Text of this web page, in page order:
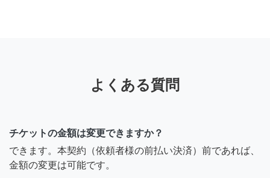
よくある質問
チケットの金額は変更できますか？
できます。本契約（依頼者様の前払い決済）前であれば、
金額の変更は可能です。